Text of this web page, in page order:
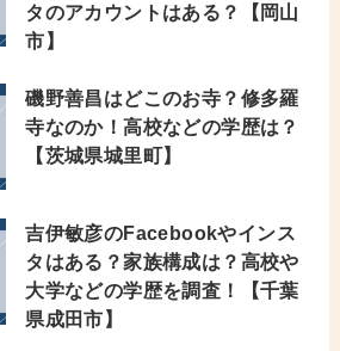
タのアカウントはある？【岡山
市】
磯野善昌はどこのお寺？修多羅
寺なのか！高校などの学歴は？
【茨城県城里町】
吉伊敏彦のFacebookやインス
タはある？家族構成は？高校や
大学などの学歴を調査！【千葉
県成田市】